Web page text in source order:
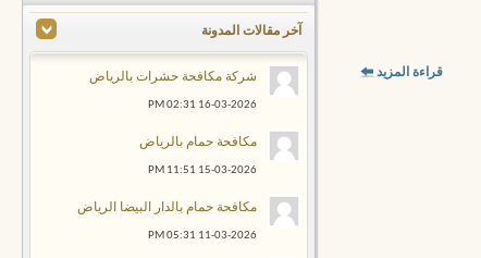
قراءة المزيد
آخر مقالات المدونة
شركة مكافحة حشرات بالرياض
16-03-2026
02:31 PM
مكافحة حمام بالرياض
15-03-2026
11:51 PM
مكافحة حمام بالدار البيضا الرياض
11-03-2026
05:31 PM